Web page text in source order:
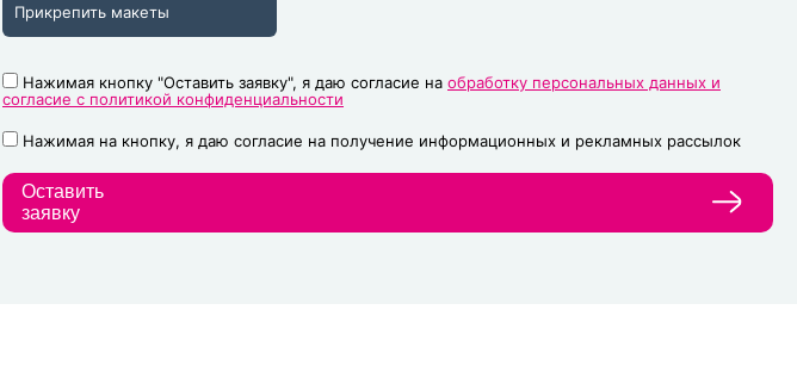
Прикрепить макеты
Нажимая кнопку "Оставить заявку", я даю согласие на обработку персональных данных и
согласие с политикой конфиденциальности
Нажимая на кнопку, я даю согласие на получение информационных и рекламных рассылок
Оставить
заявку